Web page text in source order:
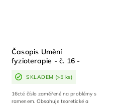
Časopis Umění
fyzioterapie - č. 16 -
SKLADEM (>5 ks)
16cté číslo zaměřené na problémy s
ramenem. Obsahuje teoretické a